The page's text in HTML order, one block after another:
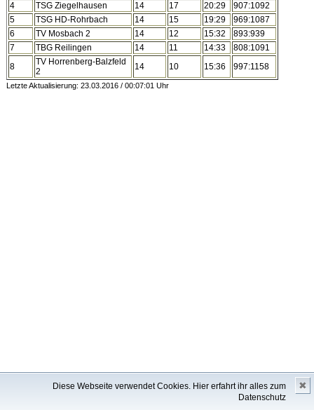
Diese Webseite verwendet Cookies. Hier erfahrt ihr alles zum
Datenschutz
✖
4
TSG Ziegelhausen 14 17 20:29
907:1092
5
TSG HD-Rohrbach 14 15 19:29
969:1087
6
TV Mosbach 2 14 12 15:32
893:939
7
TBG Reilingen 14 11 14:33
808:1091
8
TV Horrenberg-Balzfeld
2
14 10 15:36 997:1158
Letzte Aktualisierung: 23.03.2016 / 00:07:01 Uhr